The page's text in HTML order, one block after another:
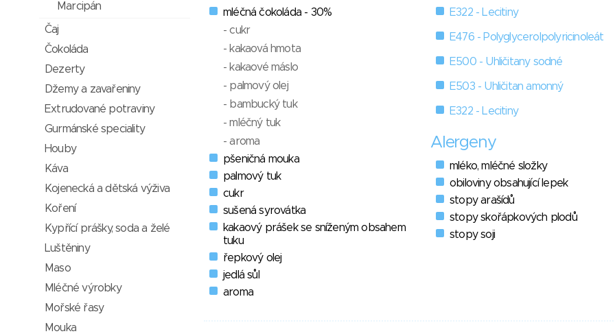
mléčná čokoláda - 30%
- cukr
- kakaová hmota
- kakaové máslo
- palmový olej
- bambucký tuk
- mléčný tuk
- aroma
pšeničná mouka
palmový tuk
cukr
sušená syrovátka
kakaový prášek se sníženým obsahem
tuku
řepkový olej
jedlá sůl
aroma
E322 - Lecitiny
E476 - Polyglycerolpolyricinoleát
E500 - Uhličitany sodné
E503 - Uhličitan amonný
E322 - Lecitiny
Alergeny
mléko, mléčné složky
obiloviny obsahující lepek
stopy arašídů
stopy skořápkových plodů
stopy soji
Marcipán
Čaj
Čokoláda
Dezerty
Džemy a zavařeniny
Extrudované potraviny
Gurmánské speciality
Houby
Káva
Kojenecká a dětská výživa
Koření
Kypřící prášky, soda a želé
Luštěniny
Maso
Mléčné výrobky
Mořské řasy
Mouka